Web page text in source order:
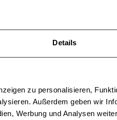
Details
zu personalisieren,
Außerdem geben wir
Werbung und Analysen
konservativ
und Risiken zu